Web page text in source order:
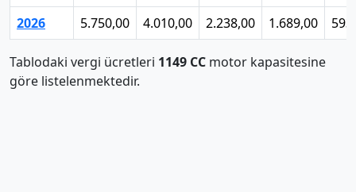
2026
5.750,00 4.010,00 2.238,00 1.689,00
Tablodaki vergi ücretleri 1149 CC motor kapasitesine
göre listelenmektedir.